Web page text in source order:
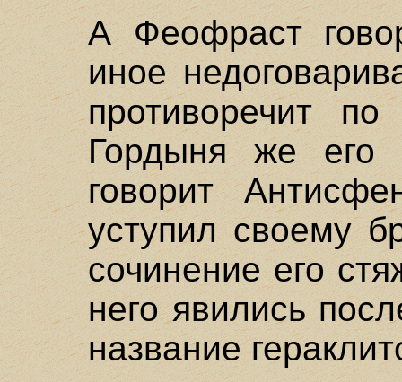
А Феофраст
иное
противоречит
Гордыня же его
говорит
уступил своему
сочинение его
него явились
название